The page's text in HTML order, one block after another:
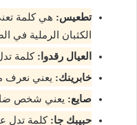
تطعيس: هي كلمة
الكثبان الرملية في
العيال رقدوا: كلمة
خابرينك: يعني نعرف
صايع: يعني شخص
حبيبك جا: كلمة تدل